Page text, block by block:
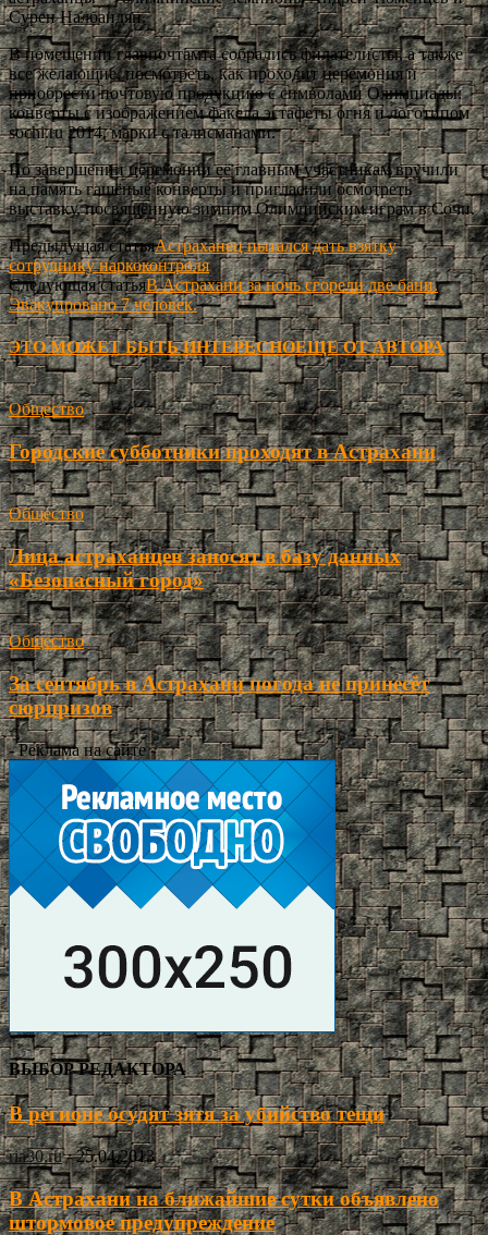
Сурен Налбандян.
В помещении главпочтамта собрались филателисты, а также
все желающие, посмотреть, как проходит церемония и
приобрести почтовую продукцию с символами Олимпиады:
конверты с изображением факела эстафеты огня и логотипом
sochi.ru 2014, марки с талисманами.
По завершении церемонии её главным участникам вручили
на память гашёные конверты и пригласили осмотреть
выставку, посвящённую зимним Олимпийским играм в Сочи.
Предыдущая статьяАстраханец пытался дать взятку
сотруднику наркоконтроля
Следующая статьяВ Астрахани за ночь сгорели две бани.
Эвакуировано 7 человек.
ЭТО МОЖЕТ БЫТЬ ИНТЕРЕСНОЕЩЕ ОТ АВТОРА
Общество
Городские субботники проходят в Астрахани
Общество
Лица астраханцев заносят в базу данных
«Безопасный город»
Общество
За сентябрь в Астрахани погода не принесёт
сюрпризов
- Реклама на сайте -
ВЫБОР РЕДАКТОРА
В регионе осудят зятя за убийство тещи
ria30.ru - 25.04.2013
В Астрахани на ближайшие сутки объявлено
штормовое предупреждение